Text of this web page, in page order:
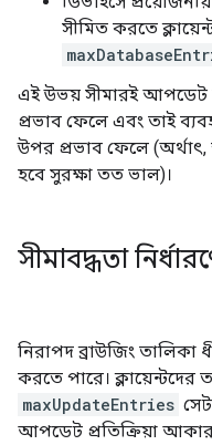
সীমিত করতে
এই উভয় সীমারই আপডেট
প্রভাব ফেলে এবং তাই
উপর প্রভাব ফেলে
হবে সুরক্ষা তত ভাল)।
সীমাবদ্ধতা
নিরাপদ ব্রাউজিং তালিকা
করতে পারে।
maxUpdateEntries
আপডেট প্রতিক্রিয়া